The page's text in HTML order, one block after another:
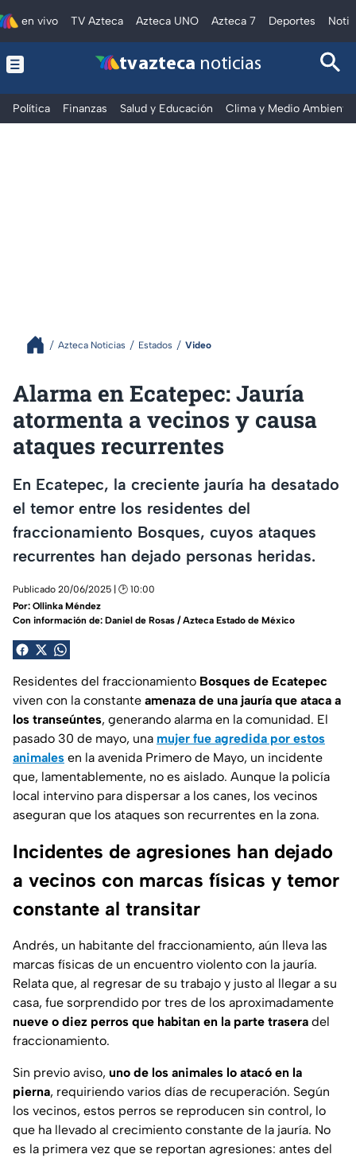
en vivo TV Azteca Azteca UNO Azteca 7 Deportes
tv azteca noticias
Política Finanzas Salud y Educación Clima y Medio Ambiente
Azteca Noticias Estados Video
Alarma en Ecatepec: Jauría
atormenta a vecinos y causa
ataques recurrentes
En Ecatepec, la creciente jauría ha desatado
el temor entre los residentes del
fraccionamiento Bosques, cuyos ataques
recurrentes han dejado personas heridas.
Publicado 20/06/2025 | 🕑 10:00
Por: Ollinka Méndez
Con información de: Daniel de Rosas / Azteca Estado de México
Residentes del fraccionamiento Bosques de Ecatepec
viven con la constante amenaza de una jauría que ataca a
los transeúntes, generando alarma en la comunidad. El
pasado 30 de mayo, una mujer fue agredida por estos
animales en la avenida Primero de Mayo, un incidente
que, lamentablemente, no es aislado. Aunque la policía
local intervino para dispersar a los canes, los vecinos
aseguran que los ataques son recurrentes en la zona.
Incidentes de agresiones han dejado
a vecinos con marcas físicas y temor
constante al transitar
Andrés, un habitante del fraccionamiento, aún lleva las
marcas físicas de un encuentro violento con la jauría.
Relata que, al regresar de su trabajo y justo al llegar a su
casa, fue sorprendido por tres de los aproximadamente
nueve o diez perros que habitan en la parte trasera del
fraccionamiento.
Sin previo aviso, uno de los animales lo atacó en la
pierna, requiriendo varios días de recuperación. Según
los vecinos, estos perros se reproducen sin control, lo
que ha llevado al crecimiento constante de la jauría. No
es la primera vez que se reportan agresiones: antes del